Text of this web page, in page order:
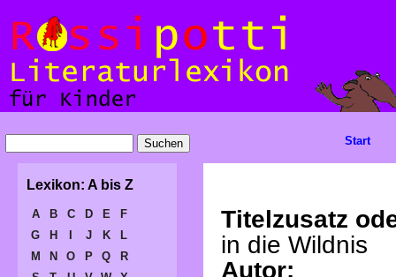
Titelzusatz
in die Wildnis
Autor:
Start
Lexikon: A bis Z
A B C D E
F
G
H J K
L
M
N O P Q
R